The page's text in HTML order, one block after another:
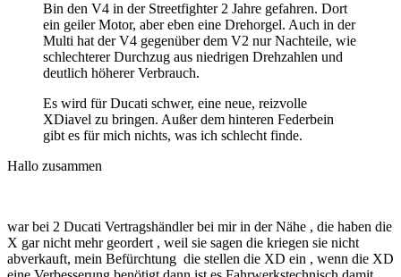
Bin den V4 in der Streetfighter 2 Jahre gefahren. Dort
ein geiler Motor, aber eben eine Drehorgel. Auch in der
Multi hat der V4 gegenüber dem V2 nur Nachteile, wie
schlechterer Durchzug aus niedrigen Drehzahlen und
deutlich höherer Verbrauch.
Es wird für Ducati schwer, eine neue, reizvolle
XDiavel zu bringen. Außer dem hinteren Federbein
gibt es für mich nichts, was ich schlecht finde.
Hallo zusammen
war bei 2 Ducati Vertragshändler bei mir in der Nähe , die haben die
X gar nicht mehr geordert , weil sie sagen die kriegen sie nicht
abverkauft, mein Befürchtung die stellen die XD ein , wenn die XD